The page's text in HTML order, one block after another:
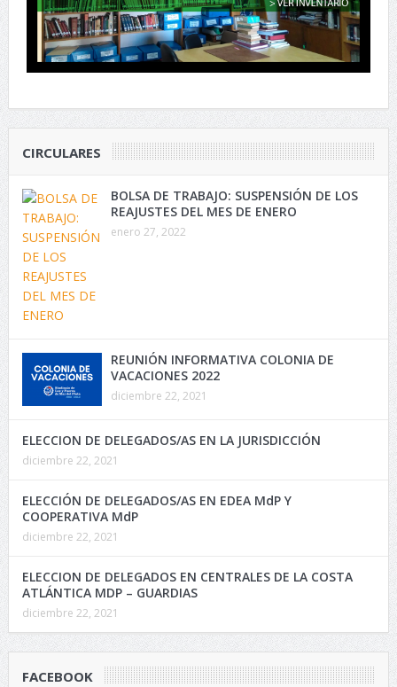
CIRCULARES
BOLSA DE TRABAJO: SUSPENSIÓN DE LOS
REAJUSTES DEL MES DE ENERO
enero 27, 2022
REUNIÓN INFORMATIVA COLONIA DE
VACACIONES 2022
diciembre 22, 2021
ELECCION DE DELEGADOS/AS EN LA JURISDICCIÓN
diciembre 22, 2021
ELECCIÓN DE DELEGADOS/AS EN EDEA MdP Y
COOPERATIVA MdP
diciembre 22, 2021
ELECCION DE DELEGADOS EN CENTRALES DE LA COSTA
ATLÁNTICA MDP – GUARDIAS
diciembre 22, 2021
FACEBOOK